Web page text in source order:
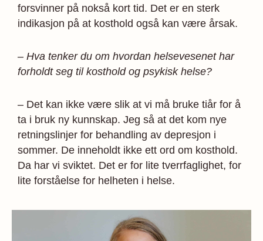
forsvinner på nokså kort tid. Det er en sterk
indikasjon på at kosthold også kan være årsak.
– Hva tenker du om hvordan helsevesenet har
forholdt seg til kosthold og psykisk helse?
– Det kan ikke være slik at vi må bruke tiår for å
ta i bruk ny kunnskap. Jeg så at det kom nye
retningslinjer for behandling av depresjon i
sommer. De inneholdt ikke ett ord om kosthold.
Da har vi sviktet. Det er for lite tverrfaglighet, for
lite forståelse for helheten i helse.